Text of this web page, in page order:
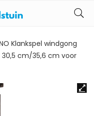
Klankspel windgong
cm/35,6 cm voor